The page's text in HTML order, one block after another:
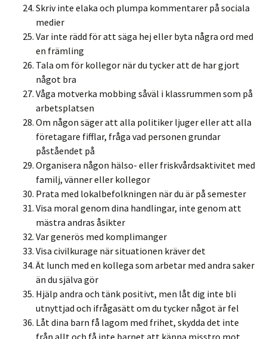
Skriv inte elaka och plumpa kommentarer på sociala
medier
Var inte rädd för att säga hej eller byta några ord med
en främling
Tala om för kollegor när du tycker att de har gjort
något bra
Våga motverka mobbing såväl i klassrummen som på
arbetsplatsen
Om någon säger att alla politiker ljuger eller att alla
företagare fifflar, fråga vad personen grundar
påståendet på
Organisera någon hälso- eller friskvårdsaktivitet med
familj, vänner eller kollegor
Prata med lokalbefolkningen när du är på semester
Visa moral genom dina handlingar, inte genom att
mästra andras åsikter
Var generös med komplimanger
Visa civilkurage när situationen kräver det
Ät lunch med en kollega som arbetar med andra saker
än du själva gör
Hjälp andra och tänk positivt, men låt dig inte bli
utnyttjad och ifrågasätt om du tycker något är fel
Låt dina barn få lagom med frihet, skydda det inte
från allt och få inte barnet att känna misstro mot